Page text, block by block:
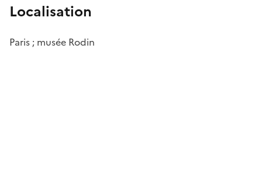
Localisation
Paris ; musée Rodin